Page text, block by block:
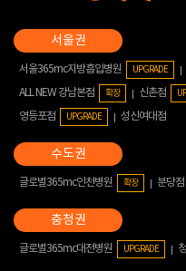
서울365mc지방흡입병원 UPGRADE
ALL NEW 강남본점 확장 신촌점
영등포점
UPGRADE 성신여대점
글로벌365mc인천병원 확장 분당점
글로벌365mc대전병원 UPGRADE